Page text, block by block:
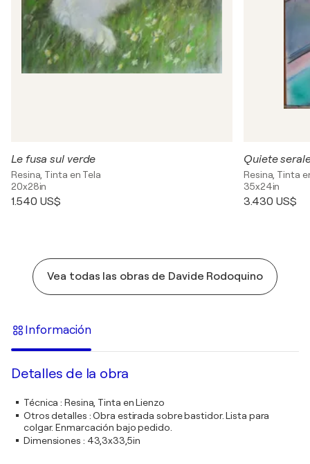
Le fusa sul verde
Resina, Tinta en Tela
20x28in
1.540 US$
Quiete
Resina, Tinta
35x24in
3.430 US$
Vea todas las obras de Davide Rodoquino
Información
Detalles de la obra
Técnica :Resina, Tinta en Lienzo
Otros detalles :Obra estirada sobre bastidor. Lista para
colgar. Enmarcación bajo pedido.
Dimensiones : 43,3x33,5in